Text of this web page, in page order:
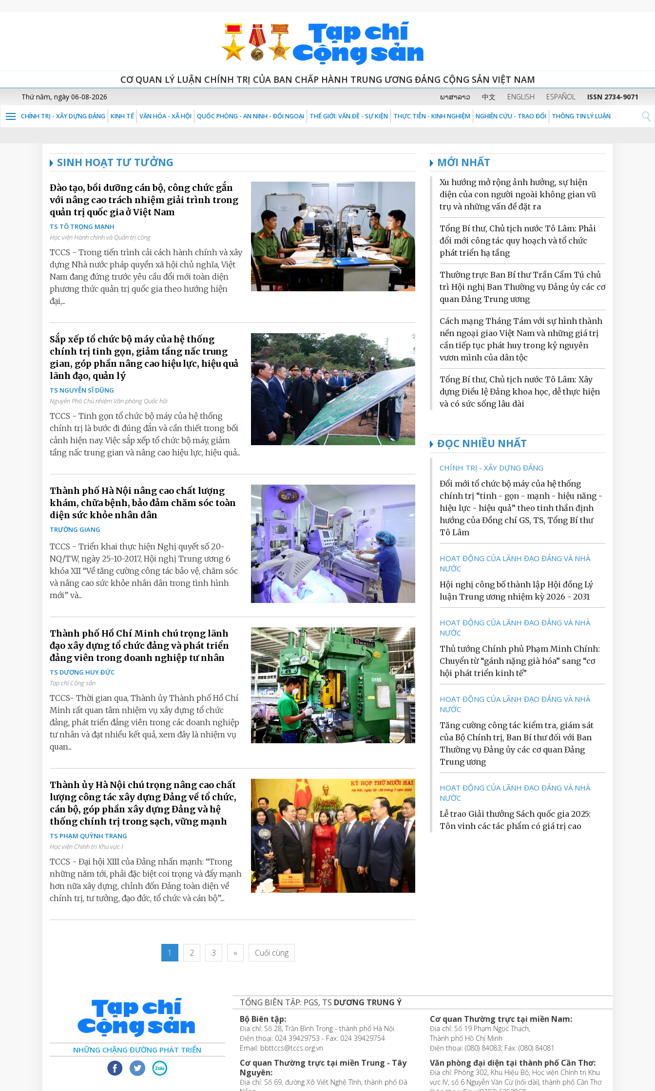
CƠ QUAN LÝ LUẬN CHÍNH TRỊ CỦA BAN CHẤP HÀNH TRUNG ƯƠNG ĐẢNG CỘNG SẢN VIỆT NAM
Thứ năm, ngày 06-08-2026 ພາສາລາວ 中文 ENGLISH ESPAÑOL ISSN 2734-9071
CHÍNH TRỊ - XÂY DỰNG ĐẢNG KINH TẾ VĂN HÓA - XÃ HỘI QUỐC PHÒNG - AN NINH - ĐỐI NGOẠI THẾ GIỚI: VẤN ĐỀ - SỰ KIỆN THỰC TIỄN - KINH NGHIỆM NGHIÊN CỨU - TRAO ĐỔI THÔNG TIN LÝ LUẬN
SINH HOẠT TƯ TƯỞNG
Đào tạo, bồi dưỡng cán bộ, công chức gắn
với nâng cao trách nhiệm giải trình trong
quản trị quốc gia ở Việt Nam
TS TÔ TRỌNG MẠNH
Học viện Hành chính và Quản trị công
TCCS - Trong tiến trình cải cách hành chính và xây
dựng Nhà nước pháp quyền xã hội chủ nghĩa, Việt
Nam đang đứng trước yêu cầu đổi mới toàn diện
phương thức quản trị quốc gia theo hướng hiện
đại,...
Sắp xếp tổ chức bộ máy của hệ thống
chính trị tinh gọn, giảm tầng nấc trung
gian, góp phần nâng cao hiệu lực, hiệu quả
lãnh đạo, quản lý
TS NGUYỄN SĨ DŨNG
Nguyên Phó Chủ nhiệm Văn phòng Quốc hội
TCCS - Tinh gọn tổ chức bộ máy của hệ thống
chính trị là bước đi đúng đắn và cần thiết trong bối
cảnh hiện nay. Việc sắp xếp tổ chức bộ máy, giảm
tầng nấc trung gian và nâng cao hiệu lực, hiệu quả...
Thành phố Hà Nội nâng cao chất lượng
khám, chữa bệnh, bảo đảm chăm sóc toàn
diện sức khỏe nhân dân
TRƯỜNG GIANG
TCCS - Triển khai thực hiện Nghị quyết số 20-
NQ/TW, ngày 25-10-2017, Hội nghị Trung ương 6
khóa XII “Về tăng cường công tác bảo vệ, chăm sóc
và nâng cao sức khỏe nhân dân trong tình hình
mới” và...
Thành phố Hồ Chí Minh chú trọng lãnh
đạo xây dựng tổ chức đảng và phát triển
đảng viên trong doanh nghiệp tư nhân
TS DƯƠNG HUY ĐỨC
Tạp chí Cộng sản
TCCS- Thời gian qua, Thành ủy Thành phố Hồ Chí
Minh rất quan tâm nhiệm vụ xây dựng tổ chức
đảng, phát triển đảng viên trong các doanh nghiệp
tư nhân và đạt nhiều kết quả, xem đây là nhiệm vụ
quan...
Thành ủy Hà Nội chú trọng nâng cao chất
lượng công tác xây dựng Đảng về tổ chức,
cán bộ, góp phần xây dựng Đảng và hệ
thống chính trị trong sạch, vững mạnh
TS PHẠM QUỲNH TRANG
Học viện Chính trị Khu vực I
TCCS - Đại hội XIII của Đảng nhấn mạnh: “Trong
những năm tới, phải đặc biệt coi trọng và đẩy mạnh
hơn nữa xây dựng, chỉnh đốn Đảng toàn diện về
chính trị, tư tưởng, đạo đức, tổ chức và cán bộ”....
1 2 3 » Cuối cùng
MỚI NHẤT
Xu hướng mở rộng ảnh hưởng, sự hiện
diện của con người ngoài không gian vũ
trụ và những vấn đề đặt ra
Tổng Bí thư, Chủ tịch nước Tô Lâm: Phải
đổi mới công tác quy hoạch và tổ chức
phát triển hạ tầng
Thường trực Ban Bí thư Trần Cẩm Tú chủ
trì Hội nghị Ban Thường vụ Đảng ủy các cơ
quan Đảng Trung ương
Cách mạng Tháng Tám với sự hình thành
nền ngoại giao Việt Nam và những giá trị
cần tiếp tục phát huy trong kỷ nguyên
vươn mình của dân tộc
Tổng Bí thư, Chủ tịch nước Tô Lâm: Xây
dựng Điều lệ Đảng khoa học, dễ thực hiện
và có sức sống lâu dài
ĐỌC NHIỀU NHẤT
CHÍNH TRỊ - XÂY DỰNG ĐẢNG
Đổi mới tổ chức bộ máy của hệ thống
chính trị “tinh - gọn - mạnh - hiệu năng -
hiệu lực - hiệu quả” theo tinh thần định
hướng của Đồng chí GS, TS, Tổng Bí thư
Tô Lâm
HOẠT ĐỘNG CỦA LÃNH ĐẠO ĐẢNG VÀ NHÀ
NƯỚC
Hội nghị công bố thành lập Hội đồng Lý
luận Trung ương nhiệm kỳ 2026 - 2031
HOẠT ĐỘNG CỦA LÃNH ĐẠO ĐẢNG VÀ NHÀ
NƯỚC
Thủ tướng Chính phủ Phạm Minh Chính:
Chuyển từ “gánh nặng già hóa” sang “cơ
hội phát triển kinh tế”
HOẠT ĐỘNG CỦA LÃNH ĐẠO ĐẢNG VÀ NHÀ
NƯỚC
Tăng cường công tác kiểm tra, giám sát
của Bộ Chính trị, Ban Bí thư đối với Ban
Thường vụ Đảng ủy các cơ quan Đảng
Trung ương
HOẠT ĐỘNG CỦA LÃNH ĐẠO ĐẢNG VÀ NHÀ
NƯỚC
Lễ trao Giải thưởng Sách quốc gia 2025:
Tôn vinh các tác phẩm có giá trị cao
NHỮNG CHẶNG ĐƯỜNG PHÁT TRIỂN
TỔNG BIÊN TẬP: PGS, TS DƯƠNG TRUNG Ý
Bộ Biên tập:
Địa chỉ: Số 28, Trần Bình Trọng - thành phố Hà Nội
Điện thoại: 024 39429753 - Fax: 024 39429754
Email: bbttccs@tccs.org.vn
Cơ quan Thường trực tại miền Trung - Tây
Nguyên:
Địa chỉ: Số 69, đường Xô Viết Nghệ Tĩnh, thành phố Đà
Cơ quan Thường trực tại miền Nam:
Địa chỉ: Số 19 Phạm Ngọc Thạch,
Thành phố Hồ Chí Minh
Điện thoại: (080) 84083; Fax: (080) 84081
Văn phòng đại diện tại thành phố Cần Thơ:
Địa chỉ: Phòng 302, Khu Hiệu Bộ, Học viện Chính trị Khu
vực IV, số 6 Nguyễn Văn Cừ (nối dài), thành phố Cần Thơ